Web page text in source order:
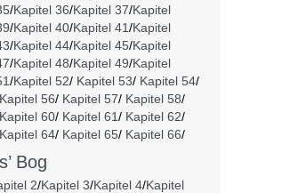
/Kapitel 36/Kapitel 37/Kapitel
/Kapitel 40/Kapitel 41/Kapitel
/Kapitel 44/Kapitel 45/Kapitel
/Kapitel 48/Kapitel 49/Kapitel
/Kapitel 52/ Kapitel 53/ Kapitel 54/
Kapitel 56/ Kapitel 57/ Kapitel 58/
Kapitel 60/ Kapitel 61/ Kapitel 62/
Kapitel 64/ Kapitel 65/ Kapitel 66/
Bog
2/Kapitel 3/Kapitel 4/Kapitel